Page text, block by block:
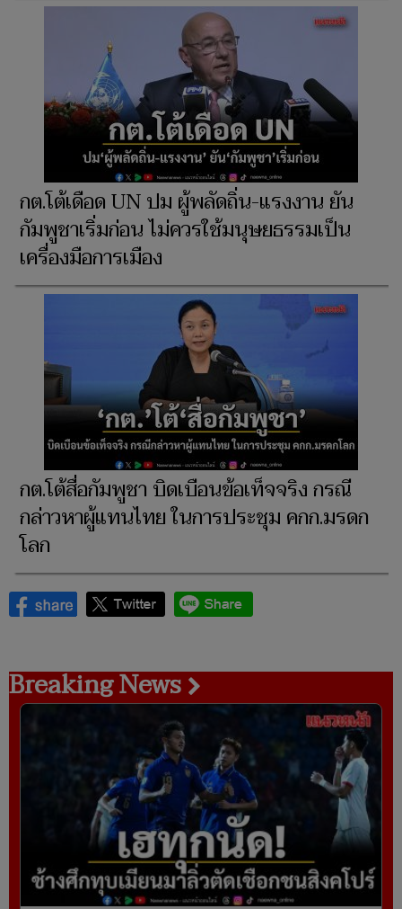
กต.โต้เดือด UN ปม ผู้พลัดถิ่น-แรงงาน ยัน
กัมพูชาเริ่มก่อน ไม่ควรใช้มนุษยธรรมเป็น
เครื่องมือการเมือง
กต.โต้สื่อกัมพูชา บิดเบือนข้อเท็จจริง กรณี
กล่าวหาผู้แทนไทย ในการประชุม คกก.มรดก
โลก
Breaking News